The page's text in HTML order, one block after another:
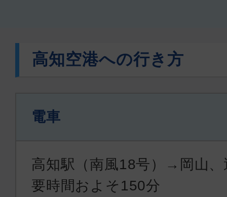
高知空港への行き方
電車
高知駅（南風18号）→岡山
要時間およそ150分